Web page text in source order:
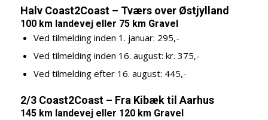
Halv Coast2Coast – Tværs over Østjylland
100 km landevej eller 75 km Gravel
Ved tilmelding inden 1. januar: 295,-
Ved tilmelding inden 16. august: kr. 375,-
Ved tilmelding efter 16. august: 445,-
2/3 Coast2Coast – Fra Kibæk til Aarhus
145 km landevej eller 120 km Gravel